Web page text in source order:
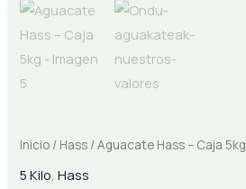
Inicio / Hass / Aguacate Hass – Caja 5kg
5 Kilo ,Hass